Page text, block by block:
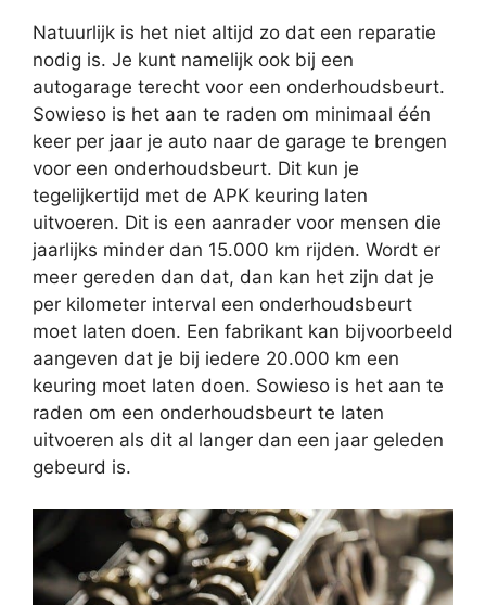
Natuurlijk is het niet altijd zo dat een reparatie
nodig is. Je kunt namelijk ook bij een
autogarage terecht voor een onderhoudsbeurt.
Sowieso is het aan te raden om minimaal één
keer per jaar je auto naar de garage te brengen
voor een onderhoudsbeurt. Dit kun je
tegelijkertijd met de APK keuring laten
uitvoeren. Dit is een aanrader voor mensen die
jaarlijks minder dan 15.000 km rijden. Wordt er
meer gereden dan dat, dan kan het zijn dat je
per kilometer interval een onderhoudsbeurt
moet laten doen. Een fabrikant kan bijvoorbeeld
aangeven dat je bij iedere 20.000 km een
keuring moet laten doen. Sowieso is het aan te
raden om een onderhoudsbeurt te laten
uitvoeren als dit al langer dan een jaar geleden
gebeurd is.